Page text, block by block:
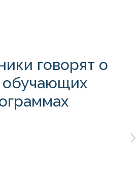
говорят о
обучающих